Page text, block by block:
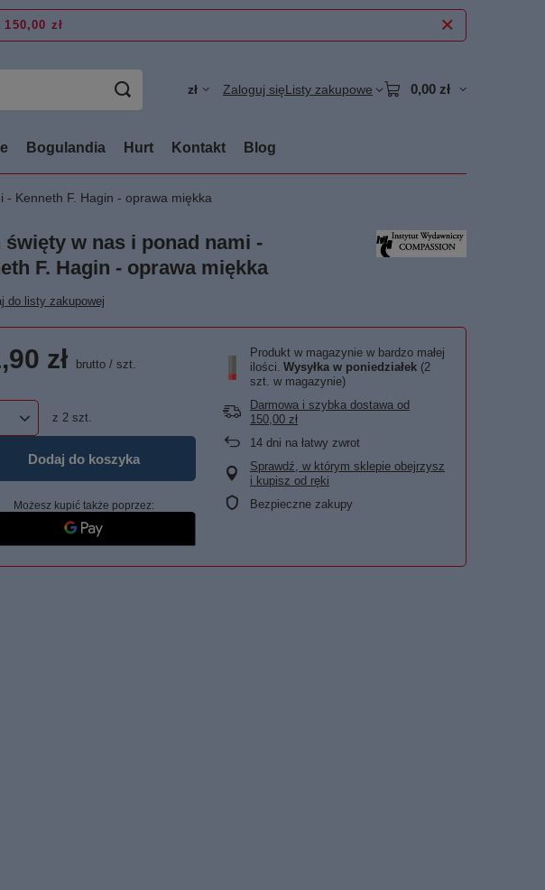
150,00 zł
zł Zaloguj sięListy zakupowe 0,00 zł
Bogulandia Hurt Kontakt Blog
- Kenneth F. Hagin - oprawa miękka
święty w nas i ponad nami -
F. Hagin - oprawa miękka
do listy zakupowej
zł brutto / szt.
z 2 szt.
Dodaj do koszyka
Możesz kupić także poprzez:
Produkt w magazynie w bardzo małej
ilości Wysyłka w poniedziałek (2
szt. w magazynie)
Darmowa i szybka dostawa od
150,00 zł
14 dni na łatwy zwrot
Sprawdź, w którym sklepie obejrzysz
i kupisz od ręki
Bezpieczne zakupy